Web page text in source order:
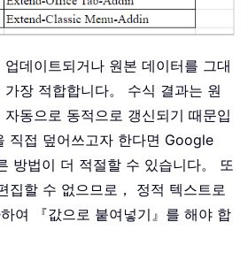
데이트되거나 원본 데이터를 그대
장 적합합니다。 수식 결과는 원
동으로 동적으로 갱신되기 때문입
직접 덮어쓰고자 한다면 Google
방법이 더 적절할 수 있습니다。 또
집할 수 없으므로， 정적 텍스트로
여 『값으로 붙여넣기』를 해야 합